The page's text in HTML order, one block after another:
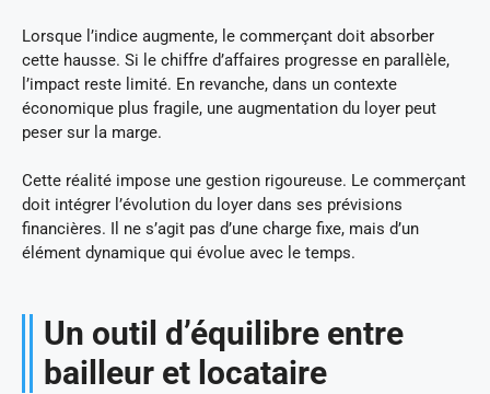
Lorsque l’indice augmente, le commerçant doit absorber
cette hausse. Si le chiffre d’affaires progresse en parallèle,
l’impact reste limité. En revanche, dans un contexte
économique plus fragile, une augmentation du loyer peut
peser sur la marge.
Cette réalité impose une gestion rigoureuse. Le commerçant
doit intégrer l’évolution du loyer dans ses prévisions
financières. Il ne s’agit pas d’une charge fixe, mais d’un
élément dynamique qui évolue avec le temps.
Un outil d’équilibre entre
bailleur et locataire